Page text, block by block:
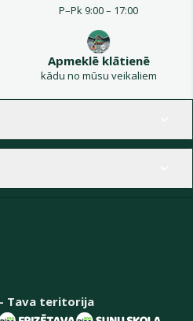
P–Pk 9:00 – 17:00
Apmeklē klātienē
kādu no mūsu veikaliem
Tava teritorija